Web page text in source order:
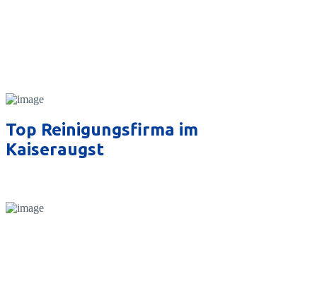
Top Reinigungsfirma im
Kaiseraugst